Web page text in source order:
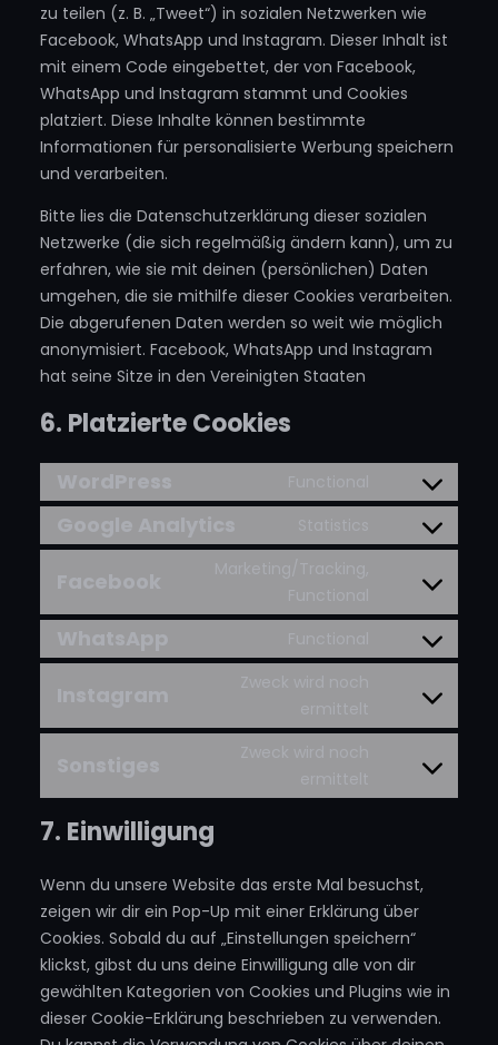
zu teilen (z. B. „Tweet“) in sozialen Netzwerken wie
Facebook, WhatsApp und Instagram. Dieser Inhalt ist
mit einem Code eingebettet, der von Facebook,
WhatsApp und Instagram stammt und Cookies
platziert. Diese Inhalte können bestimmte
Informationen für personalisierte Werbung speichern
und verarbeiten.
Bitte lies die Datenschutzerklärung dieser sozialen
Netzwerke (die sich regelmäßig ändern kann), um zu
erfahren, wie sie mit deinen (persönlichen) Daten
umgehen, die sie mithilfe dieser Cookies verarbeiten.
Die abgerufenen Daten werden so weit wie möglich
anonymisiert. Facebook, WhatsApp und Instagram
hat seine Sitze in den Vereinigten Staaten
6. Platzierte Cookies
Consent
service
wordpress
Consent
service
google-
analytics
Consent
to
service
Consent
service
whatsapp
Consent
to
service
Consent
to
7. Einwilligung
Wenn du unsere Website das erste Mal besuchst,
zeigen wir dir ein Pop-Up mit einer Erklärung über
Cookies. Sobald du auf „Einstellungen speichern“
klickst, gibst du uns deine Einwilligung alle von dir
gewählten Kategorien von Cookies und Plugins wie in
dieser Cookie-Erklärung beschrieben zu verwenden.